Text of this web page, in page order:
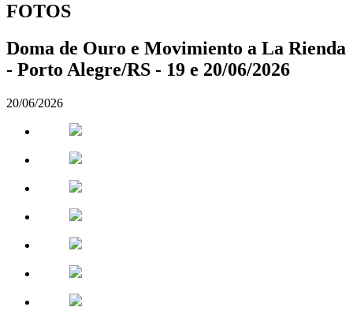
FOTOS
Doma de Ouro e Movimiento a La Rienda
- Porto Alegre/RS - 19 e 20/06/2026
20/06/2026